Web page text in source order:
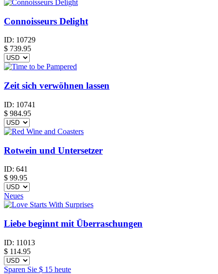
Connoisseurs Delight
ID: 10729
$ 739.95
Zeit sich verwöhnen lassen
ID: 10741
$ 984.95
Rotwein und Untersetzer
ID: 641
$ 99.95
Neues
Liebe beginnt mit Überraschungen
ID: 11013
$ 114.95
Sparen Sie $ 15 heute